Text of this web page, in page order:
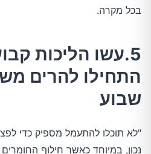
בכל מקרה.
5.עשו הליכות
התחילו להרים
שבוע
"לא תוכלו להתעמל מספיק כדי
נכון, במיוחד כאשר חילוף